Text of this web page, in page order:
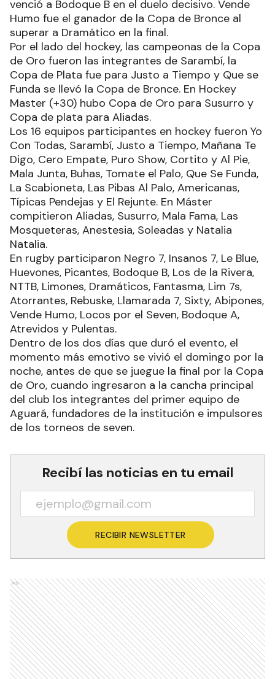
venció a Bodoque B en el duelo decisivo. Vende
Humo fue el ganador de la Copa de Bronce al
superar a Dramático en la final.
Por el lado del hockey, las campeonas de la Copa
de Oro fueron las integrantes de Sarambí, la
Copa de Plata fue para Justo a Tiempo y Que se
Funda se llevó la Copa de Bronce. En Hockey
Master (+30) hubo Copa de Oro para Susurro y
Copa de plata para Aliadas.
Los 16 equipos participantes en hockey fueron Yo
Con Todas, Sarambí, Justo a Tiempo, Mañana Te
Digo, Cero Empate, Puro Show, Cortito y Al Pie,
Mala Junta, Buhas, Tomate el Palo, Que Se Funda,
La Scabioneta, Las Pibas Al Palo, Americanas,
Típicas Pendejas y El Rejunte. En Máster
compitieron Aliadas, Susurro, Mala Fama, Las
Mosqueteras, Anestesia, Soleadas y Natalia
Natalia.
En rugby participaron Negro 7, Insanos 7, Le Blue,
Huevones, Picantes, Bodoque B, Los de la Rivera,
NTTB, Limones, Dramáticos, Fantasma, Lim 7s,
Atorrantes, Rebuske, Llamarada 7, Sixty, Abipones,
Vende Humo, Locos por el Seven, Bodoque A,
Atrevidos y Pulentas.
Dentro de los dos días que duró el evento, el
momento más emotivo se vivió el domingo por la
noche, antes de que se juegue la final por la Copa
de Oro, cuando ingresaron a la cancha principal
del club los integrantes del primer equipo de
Aguará, fundadores de la institución e impulsores
de los torneos de seven.
Recibí las noticias en tu email
RECIBIR NEWSLETTER
Ads